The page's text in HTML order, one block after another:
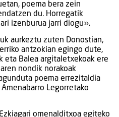
poema bera zein
du. Horregatik
izenburua jarri diogu».
aurkeztu zuten Donostian,
antzokian egingo dute,
eta Balea argitaletxekoak ere
nondik norakoak
poema errezitaldia
Legorretako
omenalditxoa egiteko